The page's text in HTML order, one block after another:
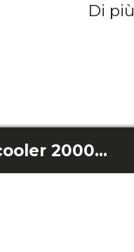
Di più
Filtro di essiccazione Grandcooler 20000 Silentcompress